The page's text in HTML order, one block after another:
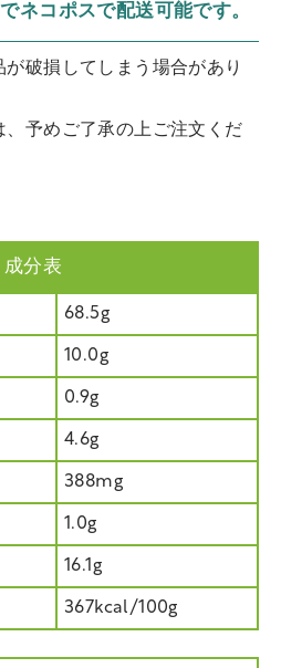
ネコポスで配送可能です。
破損してしまう場合があり
予めご了承の上ご注文くだ
成分表
68.5g
10.0g
0.9g
4.6g
388mg
1.0g
16.1g
367kcal/100g